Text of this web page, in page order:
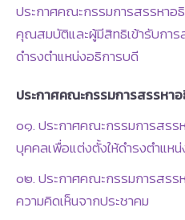
ประกาศคณะกรรมการสรรหาอ
คุณสมบัติและผู้มีสิทธิเข้ารับกา
ดำรงตำแหน่งอธิการบดี
ประกาศคณะกรรมการสรรหา
๐๑. ประกาศคณะกรรมการสรร
บุคคลเพื่อแต่งตั้งให้ดำรงตำแห
๐๒. ประกาศคณะกรรมการสรร
ความคิดเห็นจากประชาคม